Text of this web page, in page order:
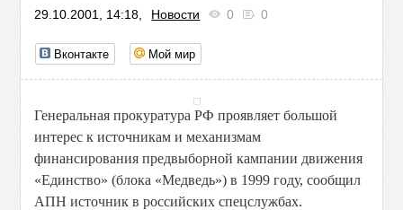
29.10.2001, 14:18, Новости 0 0
Вконтакте Мой мир
Генеральная прокуратура РФ проявляет большой
интерес к источникам и механизмам
финансирования предвыборной кампании движения
«Единство» (блока «Медведь») в 1999 году, сообщил
АПН источник в российских спецслужбах.